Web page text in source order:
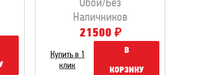
Обои/без
Наличников
21500 ₽
Купить в 1
клик
В
КОРЗИНУ